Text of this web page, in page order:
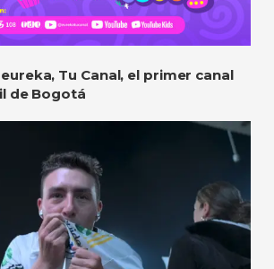
Tu Canal, el primer canal
de Bogotá